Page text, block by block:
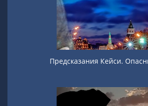
Предсказания Кейси.